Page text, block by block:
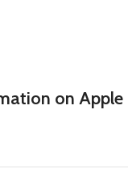
on Apple